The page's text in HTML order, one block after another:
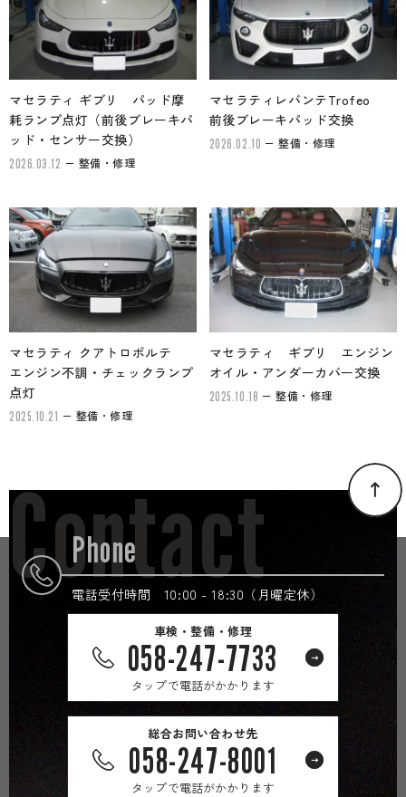
マセラティ ギブリ パッド摩
耗ランプ点灯（前後ブレーキパ
ッド・センサー交換）
2026.03.12 整備・修理
マセラティレバンテTrofeo
前後ブレーキパッド交換
2026.02.10 整備・修理
マセラティ クアトロポルテ
エンジン不調・チェックランプ
点灯
2025.10.21 整備・修理
マセラティ ギブリ エンジン
オイル・アンダーカバー交換
2025.10.18 整備・修理
Phone
電話受付時間 10:00 - 18:30（月曜定休）
車検・整備・修理
058-247-7733
タップで電話がかかります
総合お問い合わせ先
058-247-8001
タップで電話がかかります
Contact